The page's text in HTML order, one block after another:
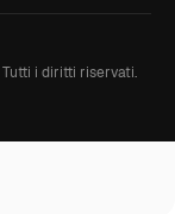
Tutti i diritti riservati.